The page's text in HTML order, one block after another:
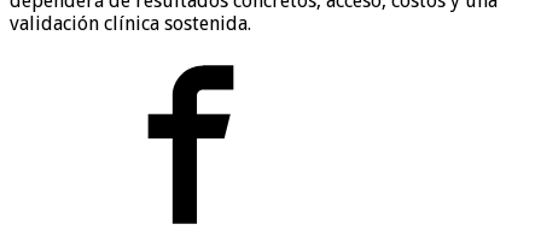
validación clínica sostenida.